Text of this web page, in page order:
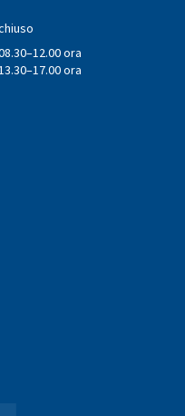
ora
ora